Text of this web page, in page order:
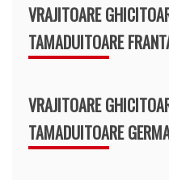
VRAJITOARE
TAMADUITOARE
VRAJITOARE
TAMADUITOARE